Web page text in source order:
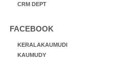
CRM DEPT
FACEBOOK
KERALAKAUMUDI
KAUMUDY